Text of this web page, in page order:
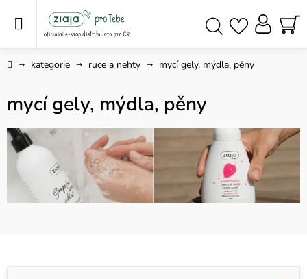
Domůkategorie ruce a nehty mycí gely, mýdla, pěny
mycí gely, mýdla, pěny
V